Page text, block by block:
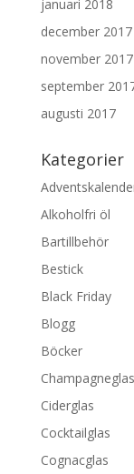
januari 2018
december 2017
november 2017
september
augusti 2017
Kategorier
Alkoholfri öl
Bartillbehör
Bestick
Black Friday
Blogg
Böcker
Champagneglas
Ciderglas
Cocktailglas
Cognacglas